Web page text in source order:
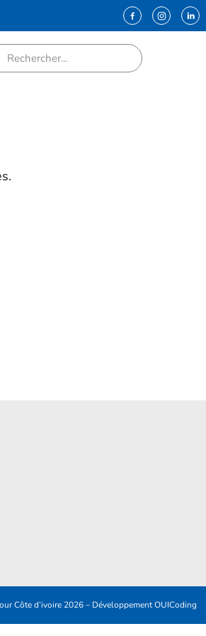
Côte d’ivoire 2026 – DéveloppementOUICoding